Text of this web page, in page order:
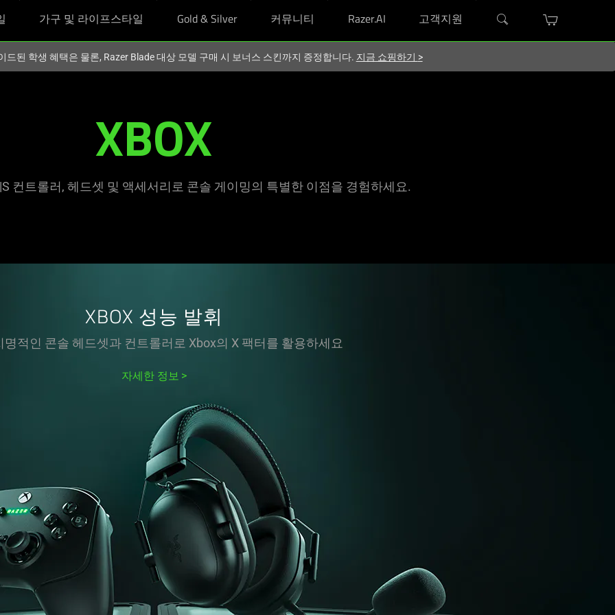
가구 및 라이프스타일 Gold & Silver 커뮤니티 Razer.AI 고객지원
드된 학생 혜택은 물론, Razer Blade 대상 모델 구매 시 보너스 스킨까지 증정합니다. 지금 쇼핑하기 >
XBOX
컨트롤러, 헤드셋 및 액세서리로 콘솔 게이밍의 특별한 이점을 경험하세요.
XBOX 성능 발휘
명적인 콘솔 헤드셋과 컨트롤러로 Xbox의 X 팩터를 활용하세요
자세한 정보